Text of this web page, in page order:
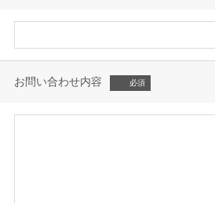
お問い合わせ内容